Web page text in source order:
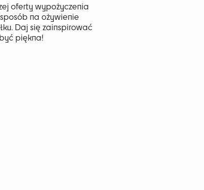
oferty wypożyczenia
na ożywienie
Daj się zainspirować
piękna!